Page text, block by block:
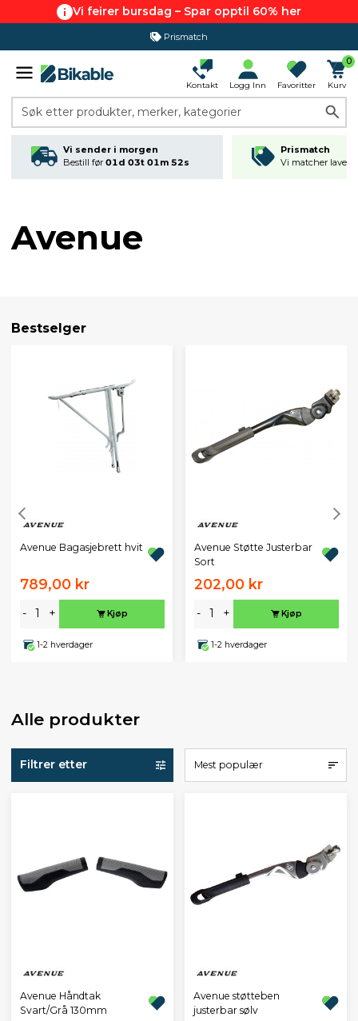
Vi feirer bursdag – Spar opptil 60% her
Prismatch
Kontakt Logg Inn Favoritter
0
Kurv
Søk etter produkter, merker, kategorier
Vi sender i morgen
Bestill før 01d 03t 01m 52s
Prismatch
Vi matcher
Avenue
Bestselger
Avenue Bagasjebrett hvit
789,00 kr
- + Kjøp
1-2 hverdager
Avenue Støtte Justerbar
Sort
202,00 kr
- + Kjøp
1-2 hverdager
Alle produkter
Filtrer etter Mest populær
Avenue Håndtak
Svart/Grå 130mm
Avenue støtteben
justerbar sølv